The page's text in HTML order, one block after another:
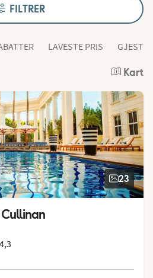
FILTRER
LAVESTE PRIS
Kart
23
fra Vings gjester: 5/5
4,3 fra Tripadvisor: 4.3 of 5